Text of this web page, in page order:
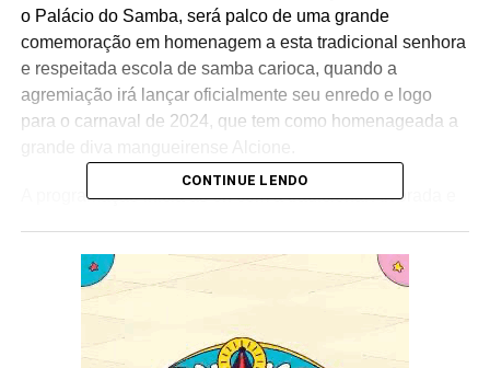
o Palácio do Samba, será palco de uma grande
comemoração em homenagem a esta tradicional senhora
e respeitada escola de samba carioca, quando a
agremiação irá lançar oficialmente seu enredo e logo
para o carnaval de 2024, que tem como homenageada a
A programação inicia às 6h com a tradicional Alvorada e
Estação Primeira, ao som do Hino Nacional e do Hino da
Mangueira, a entrada é franca. Na parte da noite, às 20h
o lançamento oficial do enredo para o carnaval de 2024,
com direito a show dela, claro, a voz que guiará os
CONTINUE LENDO